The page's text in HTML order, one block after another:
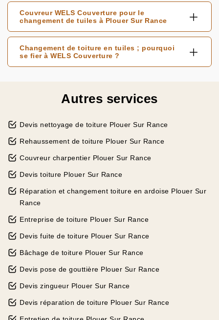
Couvreur WELS Couverture pour le
changement de tuiles à Plouer Sur Rance
Changement de toiture en tuiles ; pourquoi
se fier à WELS Couverture ?
Autres services
Devis nettoyage de toiture Plouer Sur Rance
Rehaussement de toiture Plouer Sur Rance
Couvreur charpentier Plouer Sur Rance
Devis toiture Plouer Sur Rance
Réparation et changement toiture en ardoise Plouer Sur
Rance
Entreprise de toiture Plouer Sur Rance
Devis fuite de toiture Plouer Sur Rance
Bâchage de toiture Plouer Sur Rance
Devis pose de gouttière Plouer Sur Rance
Devis zingueur Plouer Sur Rance
Devis réparation de toiture Plouer Sur Rance